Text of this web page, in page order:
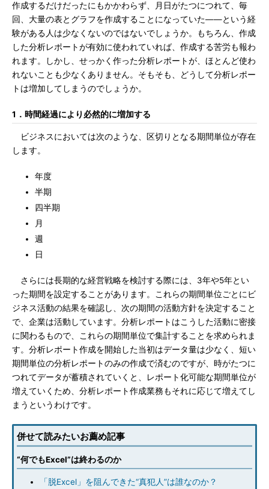
作成するだけだったにもかかわらず、月日がたつにつれて、毎
回、大量の表とグラフを作成することになっていた――という経
験がある人は少なくないのではないでしょうか。もちろん、作成
した分析レポートが有効に使われていれば、作成する苦労も報わ
れます。しかし、せっかく作った分析レポートが、ほとんど使わ
れないことも少なくありません。そもそも、どうして分析レポー
トは増加してしまうのでしょうか。
1．時間経過により必然的に増加する
ビジネスにおいては次のような、区切りとなる期間単位が存在
します。
年度
半期
四半期
月
週
日
さらには長期的な経営戦略を検討する際には、3年や5年とい
った期間を設定することがあります。これらの期間単位ごとにビ
ジネス活動の結果を確認し、次の期間の活動方針を決定すること
で、企業は活動しています。分析レポートはこうした活動に密接
に関わるもので、これらの期間単位で集計することを求められま
す。分析レポート作成を開始した当初はデータ量は少なく、短い
期間単位の分析レポートのみの作成で済むのですが、時がたつに
つれてデータが蓄積されていくと、レポート化可能な期間単位が
増えていくため、分析レポート作成業務もそれに応じて増えてし
まうというわけです。
併せて読みたいお薦め記事
“何でもExcel”は終わるのか
「脱Excel」を阻んできた“真犯人”は誰なのか？